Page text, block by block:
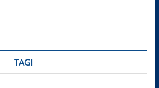
TAGI